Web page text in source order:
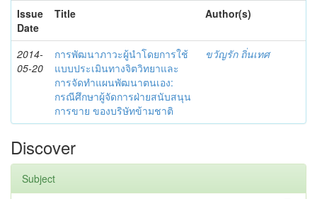
Issue
Date
Title Author(s)
2014-
05-20
การพัฒนาภาวะผู้นำโดยการใช้
แบบประเมินทางจิตวิทยาและ
การจัดทำแผนพัฒนาตนเอง:
กรณีศึกษาผู้จัดการฝ่ายสนับสนุน
การขาย ของบริษัทข้ามชาติ
ขวัญรัก ถิ่นเทศ
Discover
Subject